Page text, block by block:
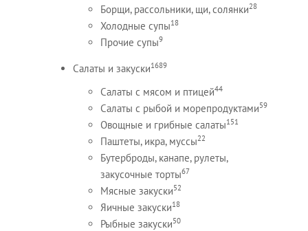
Борщи, рассольники, щи, солянки28
Холодные супы18
Прочие супы9
Салаты и закуски1689
Салаты с мясом и птицей44
Салаты с рыбой и морепродуктами59
Овощные и грибные салаты151
Паштеты, икра, муссы22
Бутерброды, канапе, рулеты,
закусочные торты67
Мясные закуски52
Яичные закуски18
Рыбные закуски50